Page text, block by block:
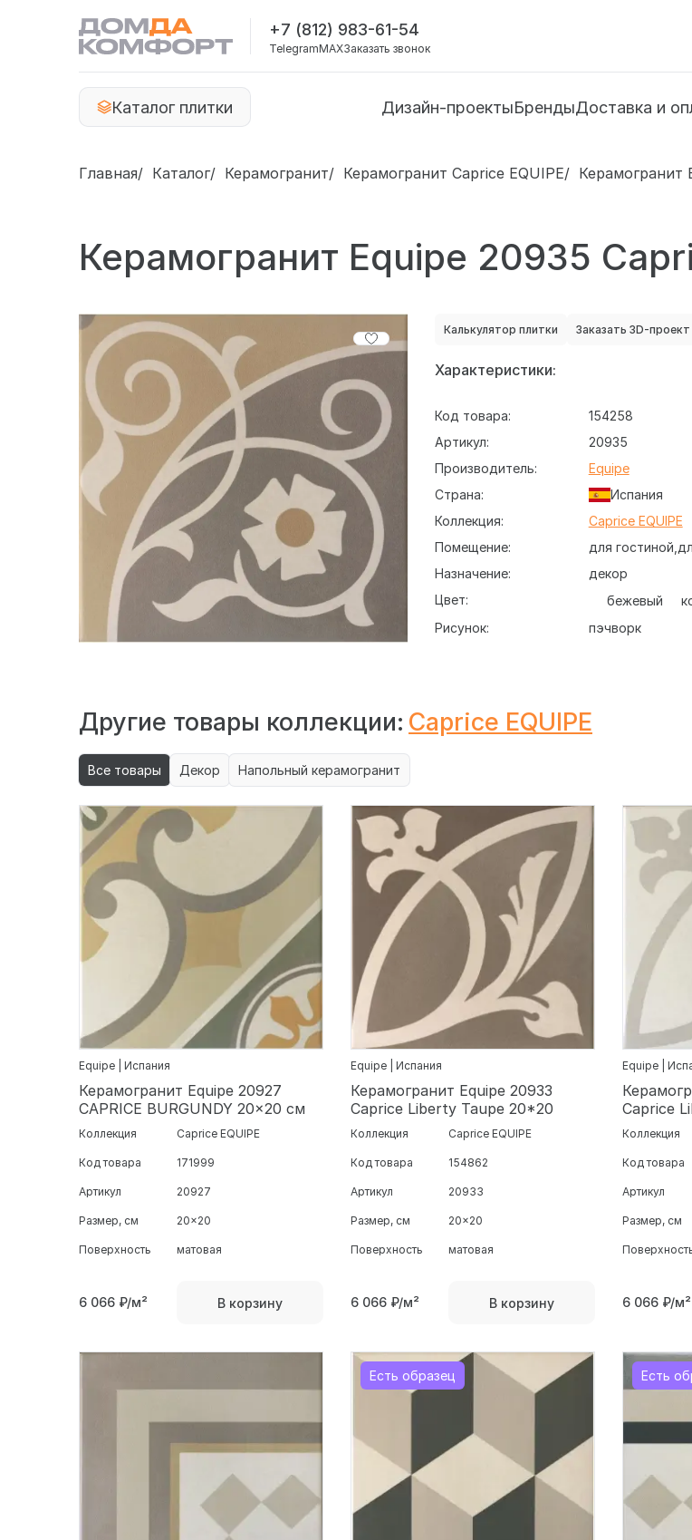
+7 (812) 983-61-54
TelegramMAXЗаказать звонок
Каталог плитки Дизайн-проектыБрендыДоставка и
Главная Каталог Керамогранит Керамогранит Caprice EQUIPE Керамогранит
Керамогранит Equipe 20935
Калькулятор плитки Заказать 3D-проект
Характеристики:
Код товара:
154258
Артикул:
20935
Производитель:
Equipe
Страна:
Испания
Коллекция:
Caprice EQUIPE
Помещение:
для гостиной
Назначение:
декор
Цвет:
бежевый
Рисунок:
пэчворк
Другие товары коллекции: Caprice EQUIPE
Все товары Декор Напольный керамогранит
Equipe | Испания
Керамогранит Equipe 20927
CAPRICE BURGUNDY 20x20 см
Коллекция Caprice EQUIPE
Код товара 171999
Артикул 20927
Размер, см 20x20
Поверхность матовая
6 066 ₽/м² В корзину
Equipe | Испания
Керамогранит Equipe 20933
Caprice Liberty Taupe 20*20
Коллекция Caprice EQUIPE
Код товара 154862
Артикул 20933
Размер, см 20x20
Поверхность матовая
6 066 ₽/м² В корзину
Equipe |
Caprice
Коллекция
Код товара
Артикул
Размер, см
6 066 ₽/м²
Есть образец Есть